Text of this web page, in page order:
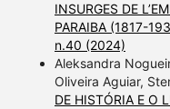
INSURGES DE
PARAIBA (1817-
n.40 (2024)
Aleksandra
Oliveira Aguiar,
DE HISTÓRIA E O